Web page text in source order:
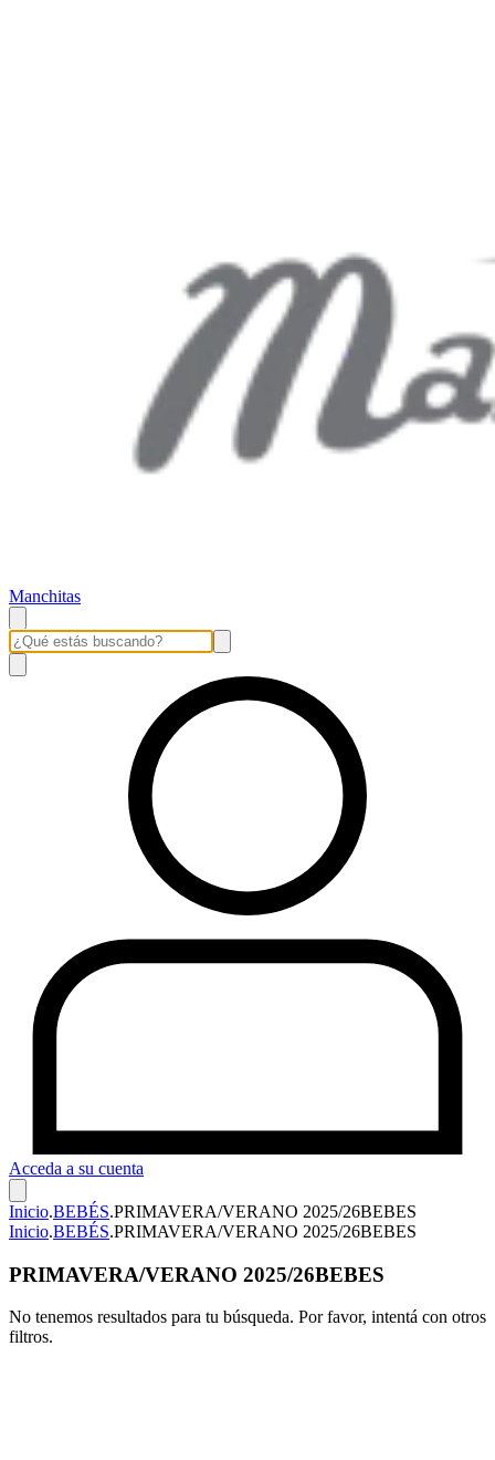
Manchitas
Acceda a su cuenta
Inicio.BEBÉS.PRIMAVERA/VERANO 2025/26BEBES
Inicio.BEBÉS.PRIMAVERA/VERANO 2025/26BEBES
PRIMAVERA/VERANO 2025/26BEBES
No tenemos resultados para tu búsqueda. Por favor, intentá con otros
filtros.